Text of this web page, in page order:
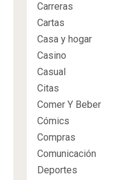
Carreras
Cartas
Casa y hogar
Casino
Casual
Citas
Comer Y Beber
Cómics
Compras
Comunicación
Deportes